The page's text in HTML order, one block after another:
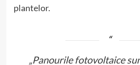
plantelor.
„Panourile fotovoltaice